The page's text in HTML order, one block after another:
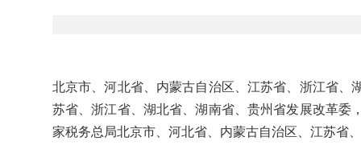
北京市、河北省、内蒙古自治区、江苏省、浙江省、
苏省、浙江省、湖北省、湖南省、贵州省发展改革委
家税务总局北京市、河北省、内蒙古自治区、江苏省